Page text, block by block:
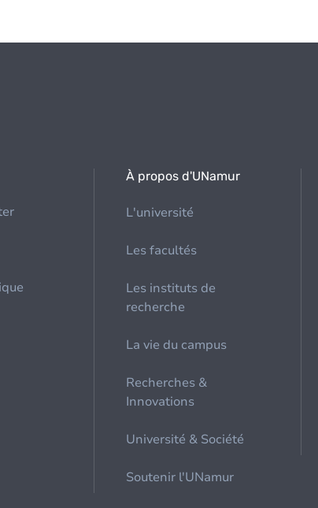
À propos d'UNamur
L'université
Les facultés
Les instituts de
recherche
La vie du campus
Recherches &
Innovations
Université & Société
Soutenir l'UNamur